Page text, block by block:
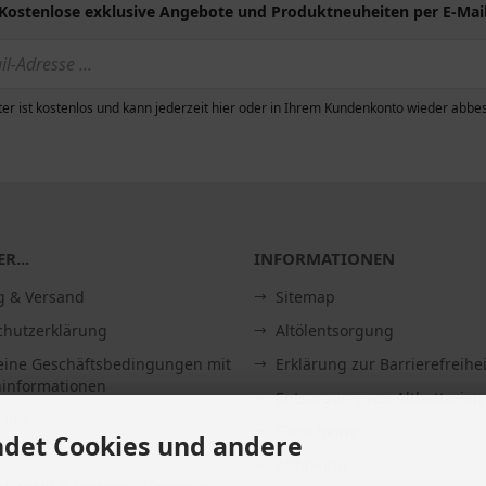
Kostenlose exklusive Angebote und Produktneuheiten per E-
ist kostenlos und kann jederzeit hier oder in Ihrem Kundenkonto wieder
& Versand
Geschäftsbedingungen mit
INFORMATIONEN
Sitemap
Altölentsorgung
Erklärung zur
Entsorgung von Altbatterien
Cookies und andere